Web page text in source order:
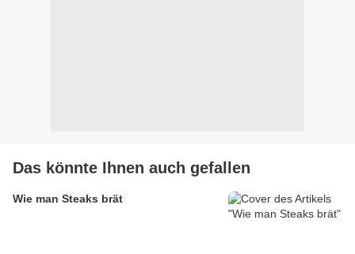
Das könnte Ihnen auch gefallen
Wie man Steaks brät